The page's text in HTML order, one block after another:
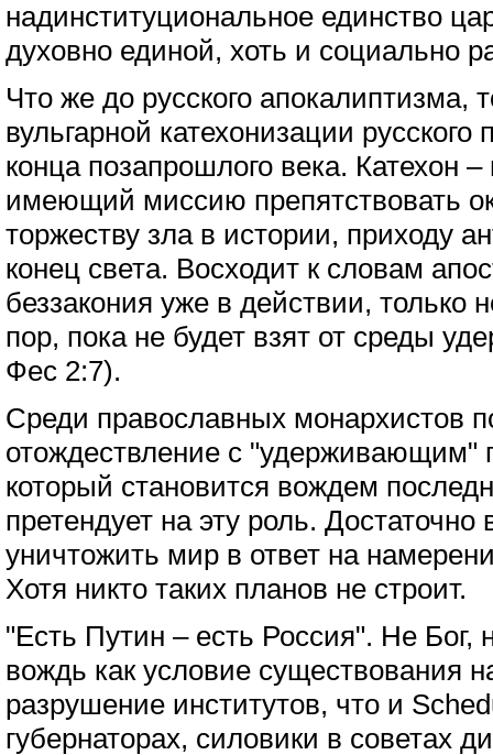
надинституциональное единство
духовно единой, хоть и социально
Что же до русского апокалиптизма,
вульгарной катехонизации
конца позапрошлого века. Катехон –
имеющий миссию препятствовать
торжеству зла в истории, приходу
конец света. Восходит к словам
беззакония уже в действии, только
пор, пока не будет взят от среды
Фес 2:7).
Среди православных монархистов
отождествление с "удерживающим"
который становится вождем
претендует на эту роль.
уничтожить мир в ответ на
Хотя никто таких планов не строит.
"Есть Путин – есть Россия". Не Бог,
вождь как условие существования
разрушение институтов, что и
губернаторах, силовики в советах